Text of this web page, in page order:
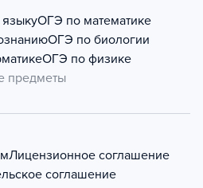
ОГЭ по математике
ОГЭ по биологии
ОГЭ по физике
предметы
Лицензионное соглашение
соглашение